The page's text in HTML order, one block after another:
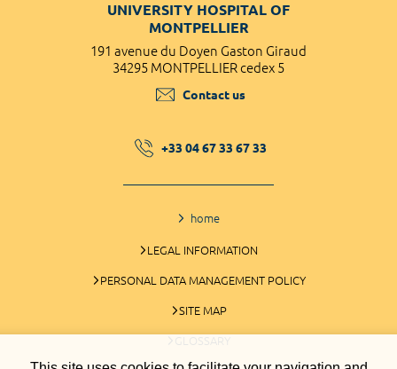
UNIVERSITY HOSPITAL OF
MONTPELLIER
191 avenue du Doyen Gaston Giraud
34295 MONTPELLIER cedex 5
Contact us
+33 04 67 33 67 33
home
LEGAL INFORMATION
PERSONAL DATA MANAGEMENT POLICY
SITE MAP
GLOSSARY